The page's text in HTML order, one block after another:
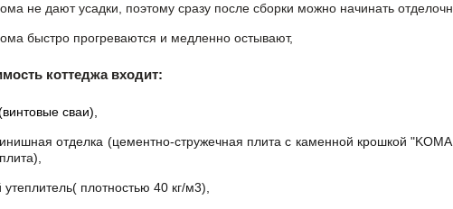
не дают усадки, поэтому сразу после сборки можно начинать
быстро прогреваются и медленно остывают,
коттеджа входит:
сваи),
отделка (цементно-стружечная плита с каменной крошкой
утеплитель( плотностью 40 кг/м3),